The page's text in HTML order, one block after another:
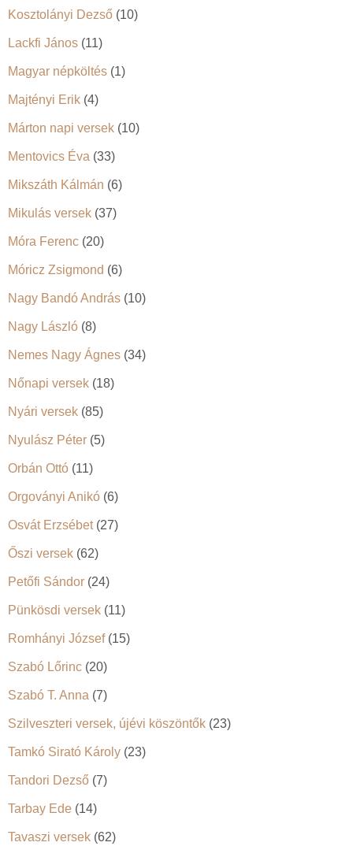
Kosztolányi Dezső (10)
Lackfi János (11)
Magyar népköltés (1)
Majtényi Erik (4)
Márton napi versek (10)
Mentovics Éva (33)
Mikszáth Kálmán (6)
Mikulás versek (37)
Móra Ferenc (20)
Móricz Zsigmond (6)
Nagy Bandó András (10)
Nagy László (8)
Nemes Nagy Ágnes (34)
Nőnapi versek (18)
Nyári versek (85)
Nyulász Péter (5)
Orbán Ottó (11)
Orgoványi Anikó (6)
Osvát Erzsébet(27)
Őszi versek (62)
Petőfi Sándor (24)
Pünkösdi versek (11)
Romhányi József(15)
Szabó Lőrinc (20)
Szabó T. Anna (7)
Szilveszteri versek, újévi köszöntők (23)
Tamkó Sirató Károly (23)
Tandori Dezső (7)
Tarbay Ede (14)
Tavaszi versek (62)